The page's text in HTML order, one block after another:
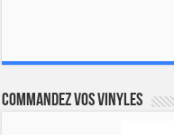
Commandez vos vinyles